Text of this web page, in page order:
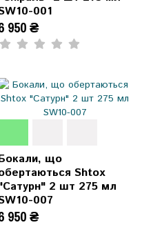
001
950 ₴
що
Shtox
2 шт 275 мл
007
950 ₴